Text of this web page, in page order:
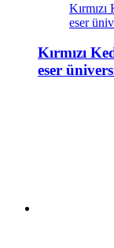
eser
Kırmızı
eser